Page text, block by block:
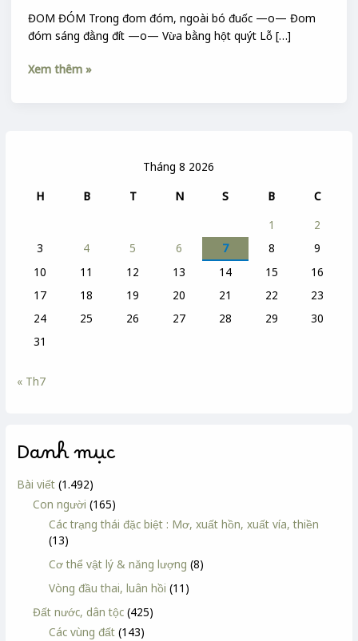
Tháng 8 2026
H
B T N S B
C
1
2
3
4 5 6 7 8
9
10
11 12 13 14 15
16
17
18 19 20 21 22
23
24
25 26 27 28 29
30
31
« Th7
Danh mục
Bài viết (1.492)
Con người (165)
Các trạng thái đặc biệt : Mơ, xuất hồn, xuất vía, thiền
(13)
Cơ thể vật lý & năng lượng (8)
Vòng đầu thai, luân hồi (11)
Đất nước, dân tộc (425)
Các vùng đất (143)
ĐOM ĐÓM Trong đom đóm, ngoài bó đuốc —o— Đom
đóm sáng đằng đít —o— Vừa bằng hột quýt Lỗ […]
Xem thêm »